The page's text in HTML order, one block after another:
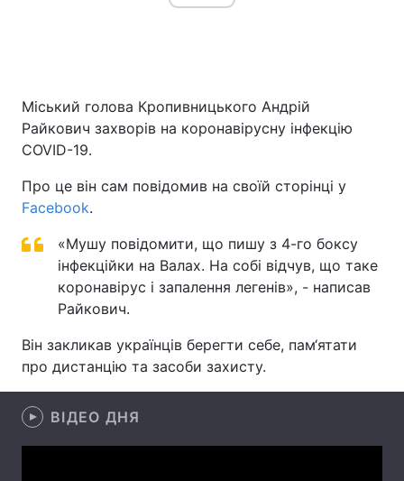
Головна Війна
Політика
Економіка
Спорт Наука
Техно і зв'язок
Зброя Інциденти
Здоров'я Туризм
Цікавинки
Міський голова Кропивницького Андрій
Райкович захворів на коронавірусну інфекцію
COVID-19.
Про це він сам повідомив на своїй сторінці у
Facebook.
«Мушу повідомити, що пишу з 4-го боксу
інфекційки на Валах. На собі відчув, що таке
коронавірус і запалення легенів», - написав
Райкович.
Він закликав українців берегти себе, пам‘ятати
про дистанцію та засоби захисту.
ВІДЕО ДНЯ